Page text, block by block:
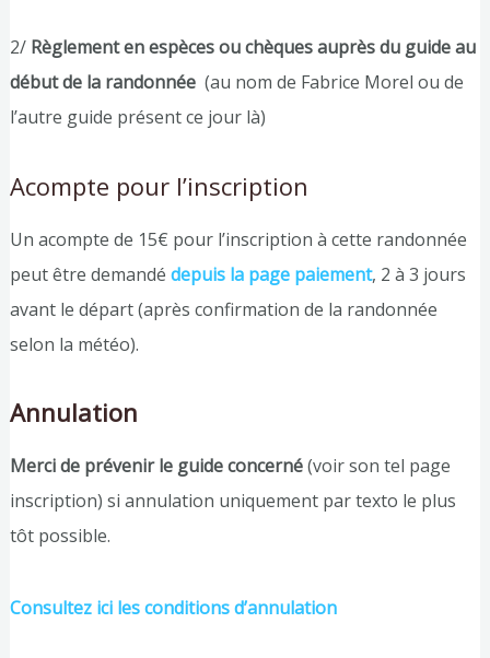
2/ Règlement en espèces ou chèquesauprès du guide au
début de la randonnée (au nom de Fabrice Morel ou de
l’autre guide présent ce jour là)
Acompte pour l’inscription
Un acompte de 15€ pour l’inscription à cette randonnée
peut être demandé depuis la page paiement, 2 à 3 jours
avant le départ (après confirmation de la randonnée
selon la météo).
Annulation
Merci de prévenir le guide concerné(voir son tel page
inscription) si annulation uniquement par texto le plus
tôt possible.
Consultez ici les conditions d’annulation